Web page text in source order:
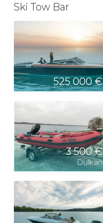
Ski Tow Bar
525 000 €
3 500 €
Dulkan